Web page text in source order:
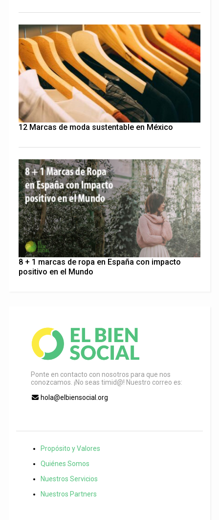
12 Marcas de moda sustentable en México
8 + 1 marcas de ropa en España con impacto
positivo en el Mundo
Ponte en contacto con nosotros para que nos
conozcamos. ¡No seas timid@! Nuestro correo es:
hola@elbiensocial.org
Propósito y Valores
Quiénes Somos
Nuestros Servicios
Nuestros Partners